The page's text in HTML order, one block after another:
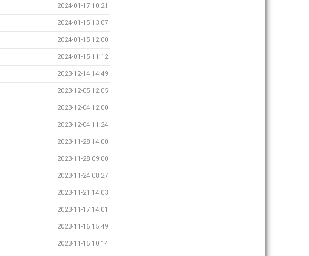
2024-01-17 10:21
2024-01-15 13:07
2024-01-15 12:00
2024-01-15 11:12
2023-12-14 14:49
2023-12-05 12:05
2023-12-04 12:00
2023-12-04 11:24
2023-11-28 14:00
2023-11-28 09:00
2023-11-24 08:27
2023-11-21 14:03
2023-11-17 14:01
2023-11-16 15:49
2023-11-15 10:14